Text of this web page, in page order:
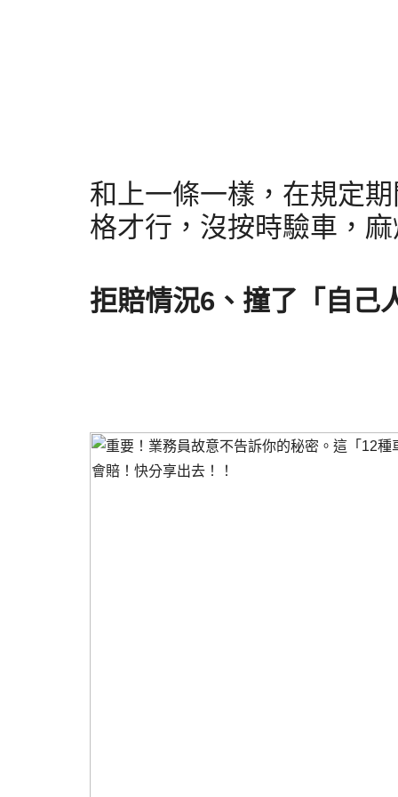
和上一條一樣，在規定
格才行，沒按時驗車，
拒賠情況6、撞了「自己